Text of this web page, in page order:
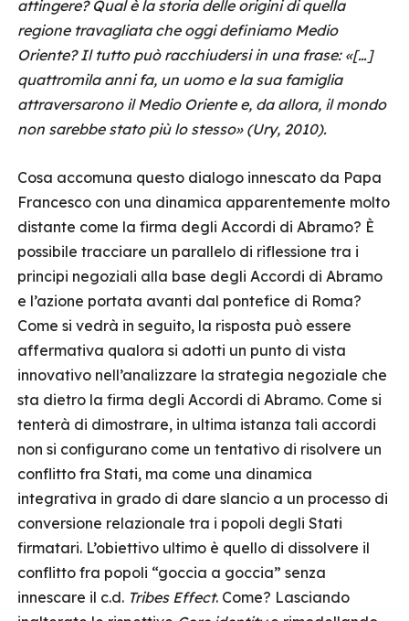
attingere? Qual è la storia delle origini di quella
regione travagliata che oggi definiamo Medio
Oriente? Il tutto può racchiudersi in una frase: «[…]
quattromila anni fa, un uomo e la sua famiglia
attraversarono il Medio Oriente e, da allora, il mondo
non sarebbe stato più lo stesso» (Ury, 2010).
Cosa accomuna questo dialogo innescato da Papa
Francesco con una dinamica apparentemente molto
distante come la firma degli Accordi di Abramo? È
possibile tracciare un parallelo di riflessione tra i
principi negoziali alla base degli Accordi di Abramo
e l’azione portata avanti dal pontefice di Roma?
Come si vedrà in seguito, la risposta può essere
affermativa qualora si adotti un punto di vista
innovativo nell’analizzare la strategia negoziale che
sta dietro la firma degli Accordi di Abramo. Come si
tenterà di dimostrare, in ultima istanza tali accordi
non si configurano come un tentativo di risolvere un
conflitto fra Stati, ma come una dinamica
integrativa in grado di dare slancio a un processo di
conversione relazionale tra i popoli degli Stati
firmatari. L’obiettivo ultimo è quello di dissolvere il
conflitto fra popoli “goccia a goccia” senza
innescare il c.d. Tribes Effect. Come? Lasciando